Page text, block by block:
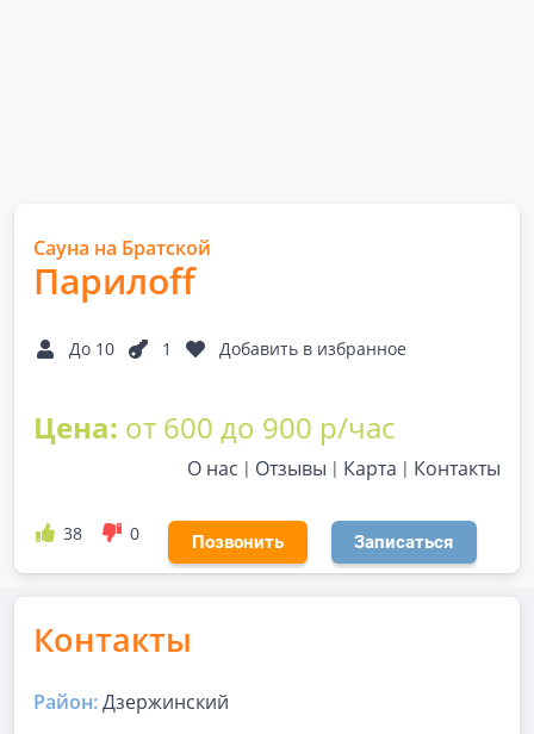
Сауна на Братской
Парилоff
До 10 1 Добавить в избранное
Цена: от 600 до 900 р/час
О нас Отзывы Карта Контакты
38 0 Позвонить Записаться
Контакты
Район:Дзержинский